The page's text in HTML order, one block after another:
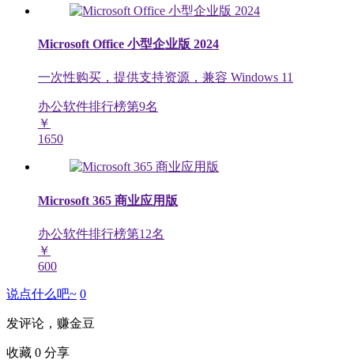
Microsoft Office 小型企业版 2024
一次性购买，提供支持资源，兼容 Windows 11
办公软件排行榜第9名
￥
1650
Microsoft 365 商业应用版
办公软件排行榜第12名
￥
600
说点什么吧~ 0
发评论，赚金豆
收藏 0 分享